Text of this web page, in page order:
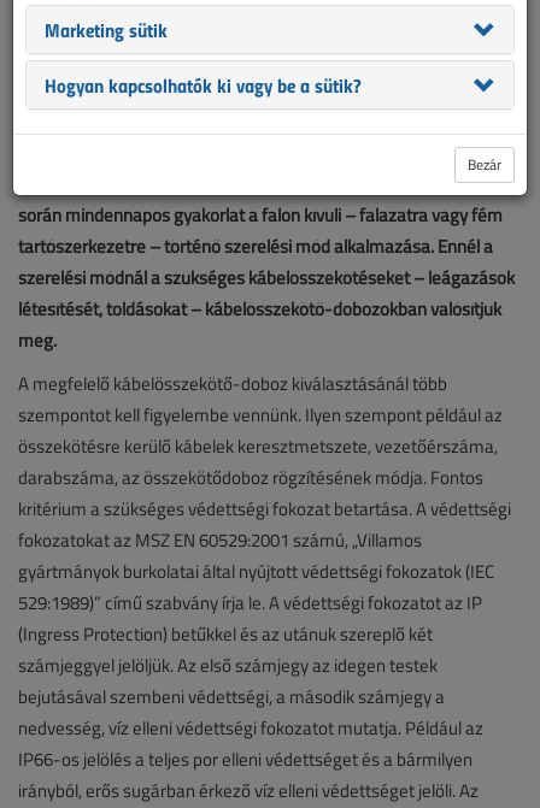
Az épületek villamosenergia-elosztó hálózatának kivitelezése
során mindennapos gyakorlat a falon kívüli – falazatra vagy fém
tartószerkezetre – történő szerelési mód alkalmazása. Ennél a
szerelési módnál a szükséges kábelösszekötéseket – leágazások
létesítését, toldásokat – kábelösszekötő-dobozokban valósítjuk
meg.
A megfelelő kábelösszekötő-doboz kiválasztásánál több
szempontot kell figyelembe vennünk. Ilyen szempont például az
összekötésre kerülő kábelek keresztmetszete, vezetőérszáma,
darabszáma, az összekötődoboz rögzítésének módja. Fontos
kritérium a szükséges védettségi fokozat betartása. A védettségi
fokozatokat az MSZ EN 60529:2001 számú, „Villamos
gyártmányok burkolatai által nyújtott védettségi fokozatok (IEC
529:1989)” című szabvány írja le. A védettségi fokozatot az IP
(Ingress Protection) betűkkel és az utánuk szereplő két
számjeggyel jelöljük. Az első számjegy az idegen testek
bejutásával szembeni védettségi, a második számjegy a
nedvesség, víz elleni védettségi fokozatot mutatja. Például az
IP66-os jelölés a teljes por elleni védettséget és a bármilyen
irányból, erős sugárban érkező víz elleni védettséget jelöli. Az
Marketing sütik
Hogyan kapcsolhatók ki vagy be a sütik?
Bezár